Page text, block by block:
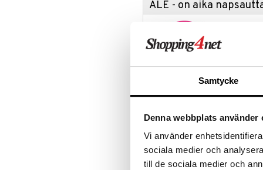
Samtycke
Denna webbplats använder
Vi använder
sociala medier och
till de sociala medier och
ALE - on aika
Tuotetieto
Koristele juhlaan tanskalaisen
Joulutähti on kaunis yhdistelmä
koko 32 cm sopii useimpiin